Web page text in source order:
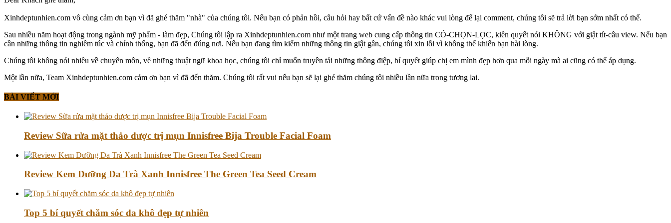
Xinhdeptunhien.com vô cùng cảm ơn bạn vì đã ghé thăm "nhà" của chúng tôi. Nếu bạn có phản hồi, câu hỏi hay bất cứ vấn đề nào khác vui lòng để lại comment, chúng tôi sẽ trả lời bạn sớm nhất có thể.
Sau nhiều năm hoạt động trong ngành mỹ phẩm - làm đẹp, Chúng tôi lập ra Xinhdeptunhien.com như một trang web cung cấp thông tin CÓ-CHỌN-LỌC, kiên quyết nói KHÔNG với giật tít-câu view. Nếu bạn
cần những thông tin nghiêm túc và chính thống, bạn đã đến đúng nơi. Nếu bạn đang tìm kiếm những thông tin giật gân, chúng tôi xin lỗi vì không thể khiến bạn hài lòng.
Chúng tôi không nói nhiều về chuyên môn, về những thuật ngữ khoa học, chúng tôi chỉ muốn truyền tải những thông điệp, bí quyết giúp chị em mình đẹp hơn qua mỗi ngày mà ai cũng có thể áp dụng.
Một lần nữa, Team Xinhdeptunhien.com cảm ơn bạn vì đã đến thăm. Chúng tôi rất vui nếu bạn sẽ lại ghé thăm chúng tôi nhiều lần nữa trong tương lai.
BÀI VIẾT MỚI
Review Sữa rửa mặt thảo dược trị mụn Innisfree Bija Trouble Facial Foam
Review Kem Dưỡng Da Trà Xanh Innisfree The Green Tea Seed Cream
Top 5 bí quyết chăm sóc da khô đẹp tự nhiên